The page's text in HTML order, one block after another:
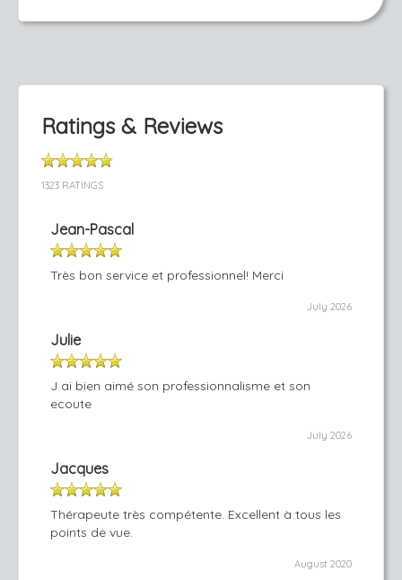
Ratings & Reviews
1323 RATINGS
Jean-Pascal
Très bon service et professionnel! Merci
July 2026
Julie
J ai bien aimé son professionnalisme et son
ecoute
July 2026
Jacques
Thérapeute très compétente. Excellent à tous les
points de vue.
August 2020